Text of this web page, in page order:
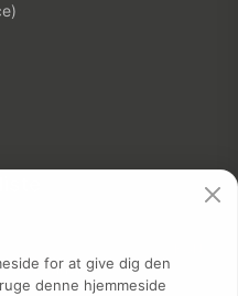
for at give dig den
denne hjemmeside